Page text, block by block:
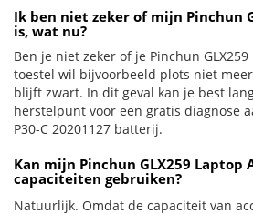
Ik ben niet zeker of mijn Pinchun
is, wat nu?
Ben je niet zeker of je Pinchun
toestel wil bijvoorbeeld plots niet
blijft zwart. In dit geval kan je best
herstelpunt voor een gratis diagnose
P30-C 20201127 batterij.
Kan mijn Pinchun GLX259 Laptop
capaciteiten gebruiken?
Natuurlijk. Omdat de capaciteit van